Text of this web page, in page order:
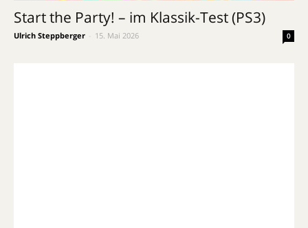
Start the Party! – im Klassik-Test (PS3)
Ulrich Steppberger 15. Mai 2026 0